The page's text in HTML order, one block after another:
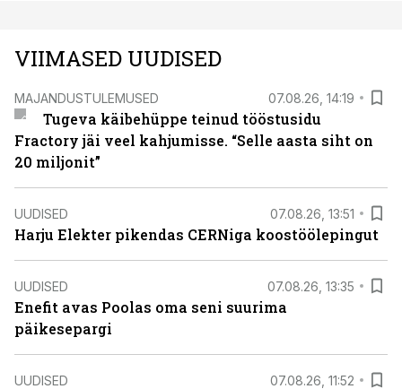
VIIMASED UUDISED
MAJANDUSTULEMUSED 07.08.26, 14:19
Tugeva käibehüppe teinud tööstusidu
Fractory jäi veel kahjumisse. “Selle aasta siht on
20 miljonit”
UUDISED 07.08.26, 13:51
Harju Elekter pikendas CERNiga koostöölepingut
UUDISED 07.08.26, 13:35
Enefit avas Poolas oma seni suurima
päikesepargi
UUDISED 07.08.26, 11:52